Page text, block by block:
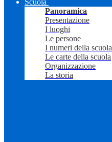
Scuola
Panoramica
Presentazione
I luoghi
Le persone
I numeri della scuola
Le carte della scuola
Organizzazione
La storia